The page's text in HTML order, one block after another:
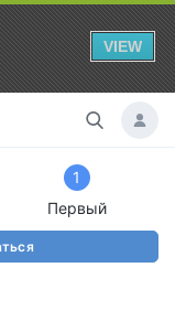
VIEW
1
Первый